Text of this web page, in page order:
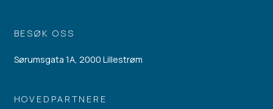
BESØK OSS
Sørumsgata 1A, 2000 Lillestrøm
HOVEDPARTNERE